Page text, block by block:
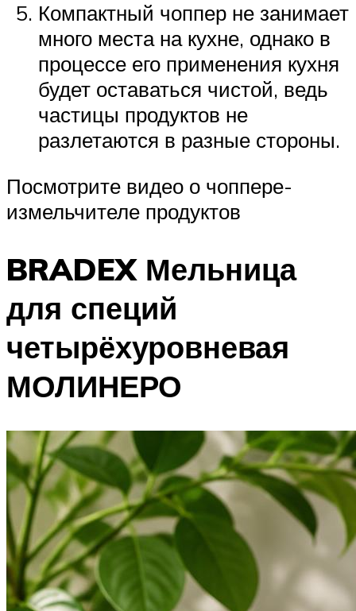
Компактный чоппер не занимает
много места на кухне, однако в
процессе его применения кухня
будет оставаться чистой, ведь
частицы продуктов не
разлетаются в разные стороны.
Посмотрите видео о чоппере-
измельчителе продуктов
BRADEX Мельница
для специй
четырёхуровневая
МОЛИНЕРО